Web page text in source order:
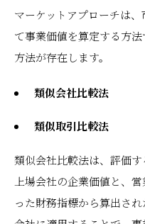
マーケットアプローチは
て事業価値を算定する方
方法が存在します。
類似会社比較法
類似取引比較法
類似会社比較法は、評価
上場会社の企業価値と、
った財務指標から算出さ